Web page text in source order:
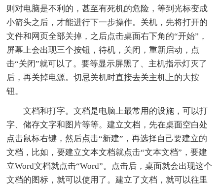
则对电脑是不利的，甚至有死机的危险，等到光标变成
小箭头之后，才能进行下一步操作。关机，先将打开的
文件和网页全部关掉，之后点击桌面右下角的“开始”，
屏幕上会出现三个按钮，待机，关闭，重新启动，点
击“关闭”就可以了。要等显示屏黑了、主机指示灯灭了
后，再关掉电源。切忌关机时直接去关主机上的大按
钮。
文档和打字。文档是电脑上最常用的设施，可以打
字、储存文字和图片等等。建立文档，先在桌面空白处
点击鼠标右键，然后点击“新建”，再选择自己要建立的
文档，比如，要建立文本文档就点击“文本文档”，要建
立Word文档就点击“Word”。点击后，桌面就会出现这个
文档的图标，就可以使用了。建立了文档，就可以往里